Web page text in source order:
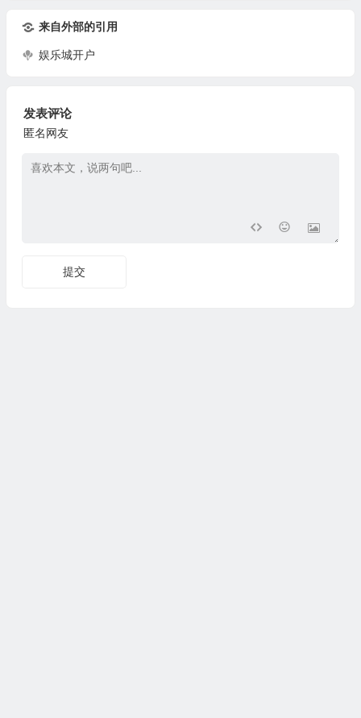
来自外部的引用
娱乐城开户
发表评论
匿名网友
提交